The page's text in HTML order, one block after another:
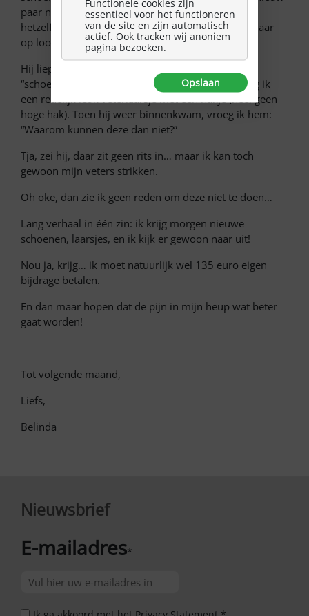
paar nodig had, dus ik kon kiezen uit… één paar,
hetzelfde model waar ik al de afgelopen vijf à zes jaar
op loop dus.
Hij liep even de kamer uit en ik pakte het
“schoenenboek” en bladerde het door, en daar zag ik
een redelijk leuk veterlaarsje met een hakje (nee, geen
hoge hak). Toen hij weer binnenkwam, vroeg ik hem:
“Waarom kunnen deze dan niet?”
Tja, zei hij, daar zit geen rits in… maar ik kan toch
gewoon mijn veters strikken.
Oh oke, dan zie ik geen reden om deze niet te doen…
Lang verhaal in één zin: ik krijg morgen nieuwe
schoenen, laarsjes, en ik kijk er gewoon naar uit!
Nou ja, krijg… ik moet natuurlijk wel 135 euro eigen
bijdrage betalen.
En dan maar hopen dat de pijn in mijn heup wat beter
gaat worden!
Tot volgende maand,
Liefs,
Belinda
Nieuwsbrief
E-mailadres*
Functionele cookies zijn
essentieel voor het functioneren
van de site en zijn automatisch
actief. Ook tracken wij anoniem
pagina bezoeken.
Opslaan